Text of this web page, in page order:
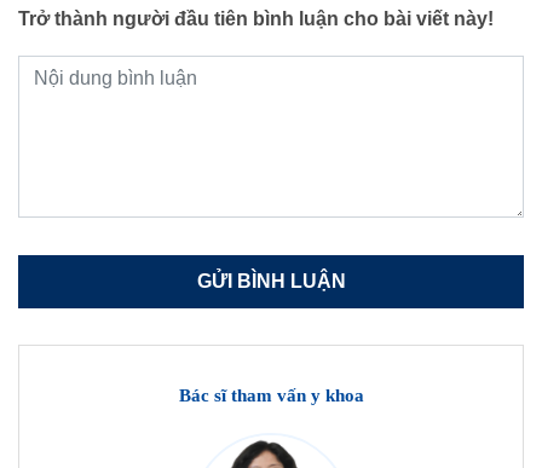
Trở thành người đầu tiên bình luận cho bài viết này!
Bác sĩ tham vấn y khoa